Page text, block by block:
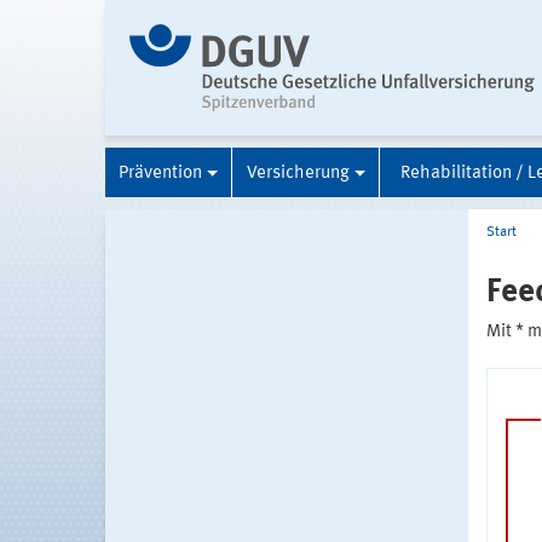
Prävention Versicherung Rehabilitation /
Start
Mit *